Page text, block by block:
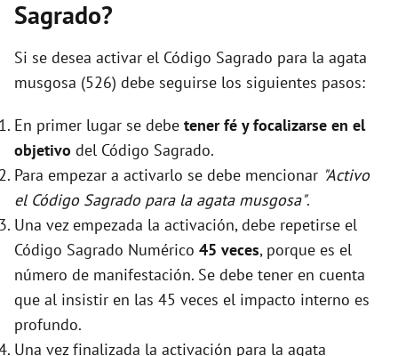
Sagrado?
Si se desea activar el Código Sagrado para la agata
musgosa (526) debe seguirse los siguientes pasos:
En primer lugar se debe tener fé y focalizarse en el
objetivo del Código Sagrado.
Para empezar a activarlo se debe mencionar "Activo
el Código Sagrado para la agata musgosa".
Una vez empezada la activación, debe repetirse el
Código Sagrado Numérico 45 veces, porque es el
número de manifestación. Se debe tener en cuenta
que al insistir en las 45 veces el impacto interno es
profundo.
Una vez finalizada la activación para la agata